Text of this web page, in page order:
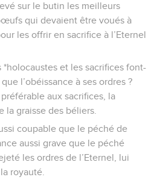
sur le butin les meilleurs
qui devaient être voués à
les offrir en sacrifice à l’Eternel
*holocaustes et les sacrifices font-
l’obéissance à ses ordres ?
aux sacrifices, la
la graisse des béliers.
coupable que le péché de
aussi grave que le péché
les ordres de l’Eternel, lui
royauté.